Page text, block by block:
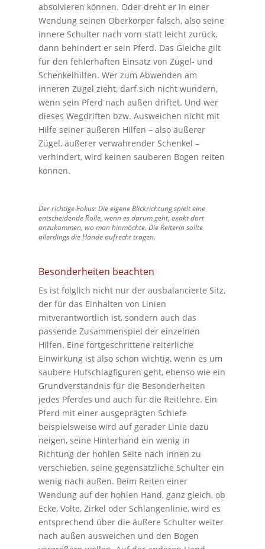
absolvieren können. Oder dreht er in einer
Wendung seinen Oberkörper falsch, also seine
innere Schulter nach vorn statt leicht zurück,
dann behindert er sein Pferd. Das Gleiche gilt
für den fehlerhaften Einsatz von Zügel- und
Schenkelhilfen. Wer zum Abwenden am
inneren Zügel zieht, darf sich nicht wundern,
wenn sein Pferd nach außen driftet. Und wer
dieses Wegdriften bzw. Ausweichen nicht mit
Hilfe seiner äußeren Hilfen – also äußerer
Zügel, äußerer verwahrender Schenkel –
verhindert, wird keinen sauberen Bogen reiten
können.
Der richtige Fokus: Die eigene Blickrichtung spielt eine
entscheidende Rolle, wenn es darum geht, exakt dort
anzukommen, wo man hinmöchte. Die Reiterin sollte
allerdings die Hände aufrecht tragen.
Besonderheiten beachten
Es ist folglich nicht nur der ausbalancierte Sitz,
der für das Einhalten von Linien
mitverantwortlich ist, sondern auch das
passende Zusammenspiel der einzelnen
Hilfen. Eine fortgeschrittene reiterliche
Einwirkung ist also schon wichtig, wenn es um
saubere Hufschlagfiguren geht, ebenso wie ein
Grundverständnis für die Besonderheiten
jedes Pferdes und auch für die Reitlehre. Ein
Pferd mit einer ausgeprägten Schiefe
beispielsweise wird auf gerader Linie dazu
neigen, seine Hinterhand ein wenig in
Richtung der hohlen Seite nach innen zu
verschieben, seine gegensätzliche Schulter ein
wenig nach außen. Beim Reiten einer
Wendung auf der hohlen Hand, ganz gleich, ob
Ecke, Volte, Zirkel oder Schlangenlinie, wird es
entsprechend über die äußere Schulter weiter
nach außen ausweichen und den Bogen